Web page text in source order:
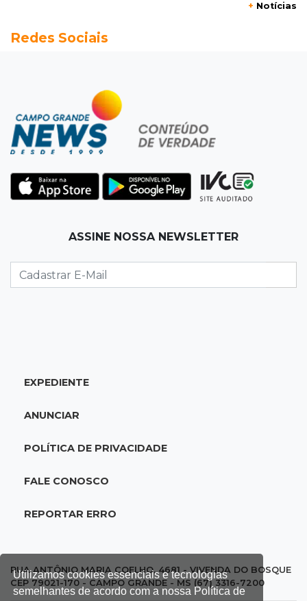
Utilizamos cookies essenciais e tecnologias
semelhantes de acordo com a nossa Política de
Júri condena a 25 anos homem que atropelou
Banco Central reduz juros para 14% ao ano em
4º corte consecutivo
Dólar comercial fecha cotado a R$ 5,12 com
atenção ao cenário externo
Ideb
Estado, mas aprendizagem recua
18:02Ideb
Grande, Dourados e Corumbá
Preso em operação da PF no ano passado
da Gruta do Lago Azul
+ Notícias
Redes Sociais
ASSINE NOSSA NEWSLETTER
EXPEDIENTE
ANUNCIAR
POLÍTICA DE PRIVACIDADE
FALE CONOSCO
REPORTAR ERRO
RUA ANTÔNIO MARIA COELHO, 4681 - VIVENDA DO BOSQUE
CEP 79021-170 - CAMPO GRANDE - MS (67) 3316-7200